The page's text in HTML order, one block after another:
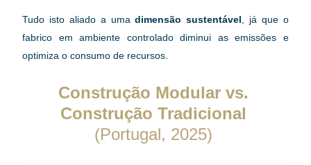
Tudo isto aliado a uma dimensão sustentável , já que o
fabrico em ambiente controlado diminui as emissões e
optimiza o consumo de recursos.
Construção Modular vs.
Construção Tradicional
(Portugal, 2025)